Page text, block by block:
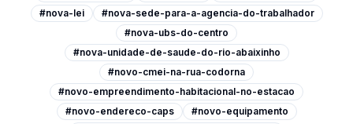
#nova-lei
#nova-sede-para-a-agencia-do-trabalhador
#nova-ubs-do-centro
#nova-unidade-de-saude-do-rio-abaixinho
#novo-cmei-na-rua-codorna
#novo-empreendimento-habitacional-no-estacao
#novo-endereco-caps
#novo-equipamento